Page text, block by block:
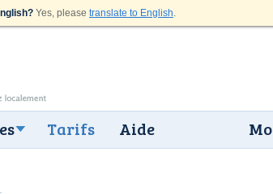
Yes, please translate to English.
Tarifs Aide